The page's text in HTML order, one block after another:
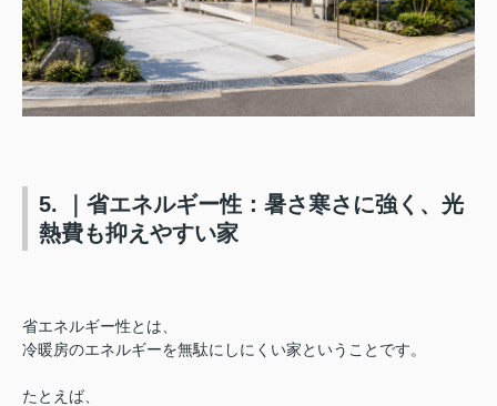
5. ｜省エネルギー性：暑さ寒さに強く、光
熱費も抑えやすい家
省エネルギー性とは、
冷暖房のエネルギーを無駄にしにくい家ということです。
たとえば、